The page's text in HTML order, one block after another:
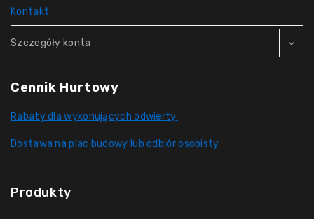
Kontakt
Szczegóły konta
Cennik Hurtowy
Rabaty dla wykonujących odwierty.
Dostawa na plac budowy lub odbiór osobisty
Produkty